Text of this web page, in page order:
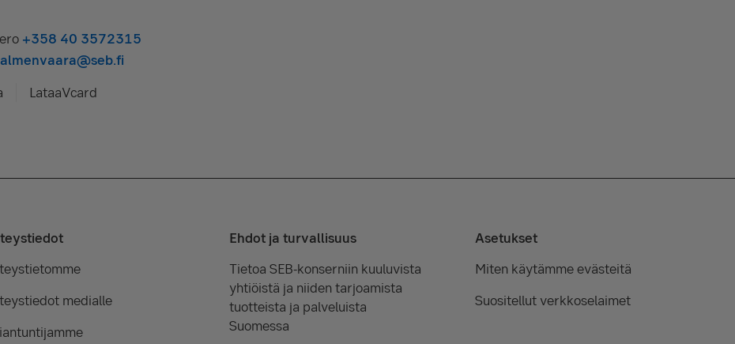
+358 40 3572315
LataaVcard
medialle
Ehdot ja turvallisuus
Tietoa SEB-konserniin kuuluvista
yhtiöistä ja niiden tarjoamista
tuotteista ja palveluista
Suomessa
Asetukset
Miten käytämme evästeitä
Suositellut verkkoselaimet